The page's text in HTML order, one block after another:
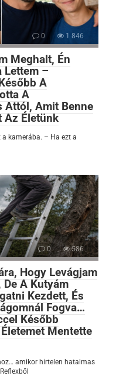
0 1 846
Meghalt, Én
Lettem –
A
A
Amit Benne
Az Életünk
a kamerába. – Ha ezt a
0 586
Hogy Levágjam
De A Kutyám
Kezdett, És
Fogva…
Később
Mentette
amikor hirtelen hatalmas